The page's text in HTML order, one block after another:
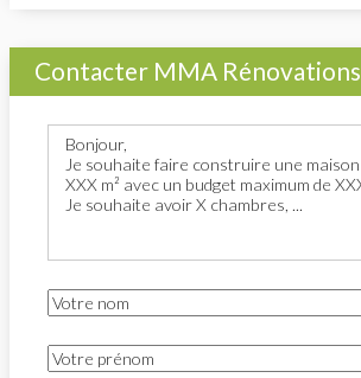
Contacter MMA Rénovations